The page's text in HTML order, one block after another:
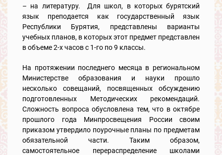
– на литературу. Для школ, в которых бурятский
язык преподается как государственный язык
Республики Бурятия, представлены варианты
учебных планов, в которых этот предмет представлен
в объеме 2-х часов с 1-го по 9 классы.
На протяжении последнего месяца в региональном
Министерстве образования и науки прошло
несколько совещаний, посвященных обсуждению
подготовленных Методических рекомендаций.
Сложность вопроса обусловлена тем, что в октябре
прошлого года Минпросвещения России своим
приказом утвердило поурочные планы по предметам
обязательной части. Таким образом,
самостоятельное перераспределение школами